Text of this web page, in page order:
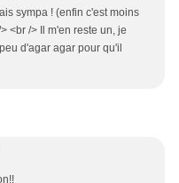
sympa ! (enfin c'est moins
<br /> Il m'en reste un, je
d'agar agar pour qu'il